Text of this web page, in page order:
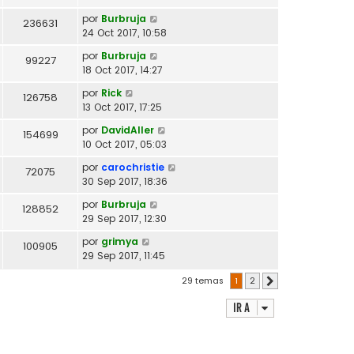
236631 por Burbruja
24 Oct 2017, 10:58
99227 por Burbruja
18 Oct 2017, 14:27
126758 por Rick
13 Oct 2017, 17:25
154699 por DavidAller
10 Oct 2017, 05:03
72075 por carochristie
30 Sep 2017, 18:36
128852 por Burbruja
29 Sep 2017, 12:30
100905 por grimya
29 Sep 2017, 11:45
29 temas 1 2
Ir a